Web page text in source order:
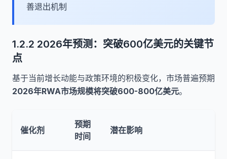
善退出机制
1.2.2 2026年预测：突破600亿美元的关键节
点
基于当前增长动能与政策环境的积极变化，市场普遍预期
2026年RWA市场规模将突破600-800亿美元。
催化剂
预期
时间
潜在影响